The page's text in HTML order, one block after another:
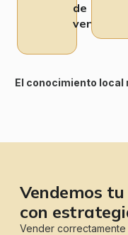
de
venta
El conocimiento local
Vendemos
con
Vender